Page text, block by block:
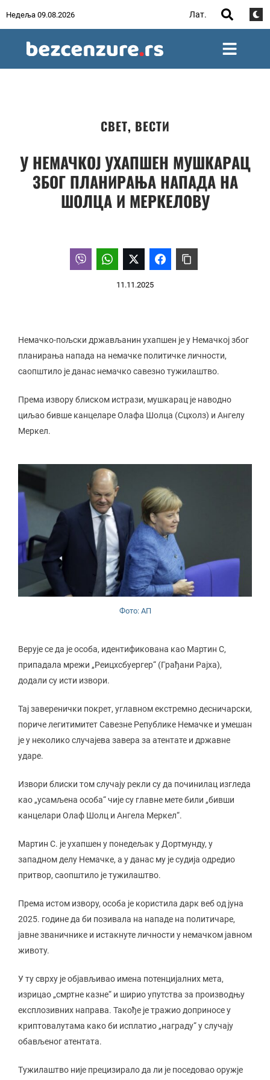
Недеља 09.08.2026 Лат.
СВЕТ, ВЕСТИ
У НЕМАЧКОЈ УХАПШЕН МУШКАРАЦ
ЗБОГ ПЛАНИРАЊА НАПАДА НА
ШОЛЦА И МЕРКЕЛОВУ
11.11.2025
Немачко-пољски држављанин ухапшен је у Немачкој због
планирања напада на немачке политичке личности,
саопштило је данас немачко савезно тужилаштво.
Према извору блиском истрази, мушкарац је наводно
циљао бивше канцеларе Олафа Шолца (Сцхолз) и Ангелу
Меркел.
Фото: АП
Верује се да је особа, идентификована као Мартин С,
припадала мрежи „Реицхсбуергер“ (Грађани Рајха),
додали су исти извори.
Тај заверенички покрет, углавном екстремно десничарски,
пориче легитимитет Савезне Републике Немачке и умешан
је у неколико случајева завера за атентате и државне
ударе.
Извори блиски том случају рекли су да починилац изгледа
као „усамљена особа“ чије су главне мете били „бивши
канцелари Олаф Шолц и Ангела Меркел“.
Мартин С. је ухапшен у понедељак у Дортмунду, у
западном делу Немачке, а у данас му је судија одредио
притвор, саопштило је тужилаштво.
Према истом извору, особа је користила дарк веб од јуна
2025. године да би позивала на нападе на политичаре,
јавне званичнике и истакнуте личности у немачком јавном
животу.
У ту сврху је објављивао имена потенцијалних мета,
изрицао „смртне казне“ и ширио упутства за производњу
експлозивних направа. Такође је тражио доприносе у
криптовалутама како би исплатио „награду“ у случају
обављеног атентата.
Тужилаштво није прецизирало да ли је поседовао оружје